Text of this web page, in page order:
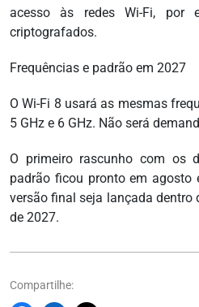
acesso às redes Wi-Fi, por
criptografados.
Frequências e padrão em 2027
O Wi-Fi 8 usará as mesmas
5 GHz e 6 GHz. Não será
O primeiro rascunho com os
padrão ficou pronto em agosto
versão final seja lançada dentro
de 2027.
Compartilhe: